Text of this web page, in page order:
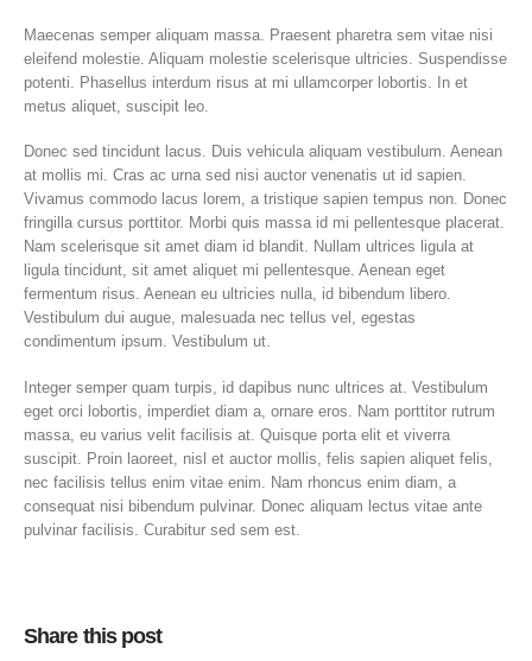
Maecenas semper aliquam massa. Praesent pharetra sem vitae nisi
eleifend molestie. Aliquam molestie scelerisque ultricies. Suspendisse
potenti. Phasellus interdum risus at mi ullamcorper lobortis. In et
metus aliquet, suscipit leo.
Donec sed tincidunt lacus. Duis vehicula aliquam vestibulum. Aenean
at mollis mi. Cras ac urna sed nisi auctor venenatis ut id sapien.
Vivamus commodo lacus lorem, a tristique sapien tempus non. Donec
fringilla cursus porttitor. Morbi quis massa id mi pellentesque placerat.
Nam scelerisque sit amet diam id blandit. Nullam ultrices ligula at
ligula tincidunt, sit amet aliquet mi pellentesque. Aenean eget
fermentum risus. Aenean eu ultricies nulla, id bibendum libero.
Vestibulum dui augue, malesuada nec tellus vel, egestas
condimentum ipsum. Vestibulum ut.
Integer semper quam turpis, id dapibus nunc ultrices at. Vestibulum
eget orci lobortis, imperdiet diam a, ornare eros. Nam porttitor rutrum
massa, eu varius velit facilisis at. Quisque porta elit et viverra
suscipit. Proin laoreet, nisl et auctor mollis, felis sapien aliquet felis,
nec facilisis tellus enim vitae enim. Nam rhoncus enim diam, a
consequat nisi bibendum pulvinar. Donec aliquam lectus vitae ante
pulvinar facilisis. Curabitur sed sem est.
Share this post